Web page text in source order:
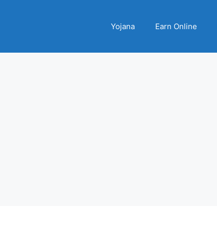
Yojana Earn Online